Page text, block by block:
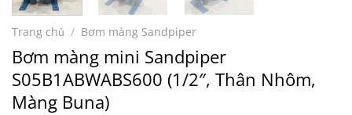
Trang chủ / Bơm màng Sandpiper
Bơm màng mini Sandpiper
S05B1ABWABS600 (1/2″, Thân Nhôm,
Màng Buna)